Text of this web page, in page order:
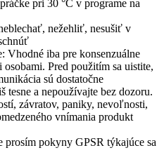
pri 30 °C v programe na
nežehliť, nesušiť v
Vhodné iba pre konsenzuálne
Pred použitím sa uistite,
sú dostatočne
tesne a nepoužívajte bez dozoru.
závratov, paniky, nevoľnosti,
vnímania produkt
prosím pokyny GPSR týkajúce sa